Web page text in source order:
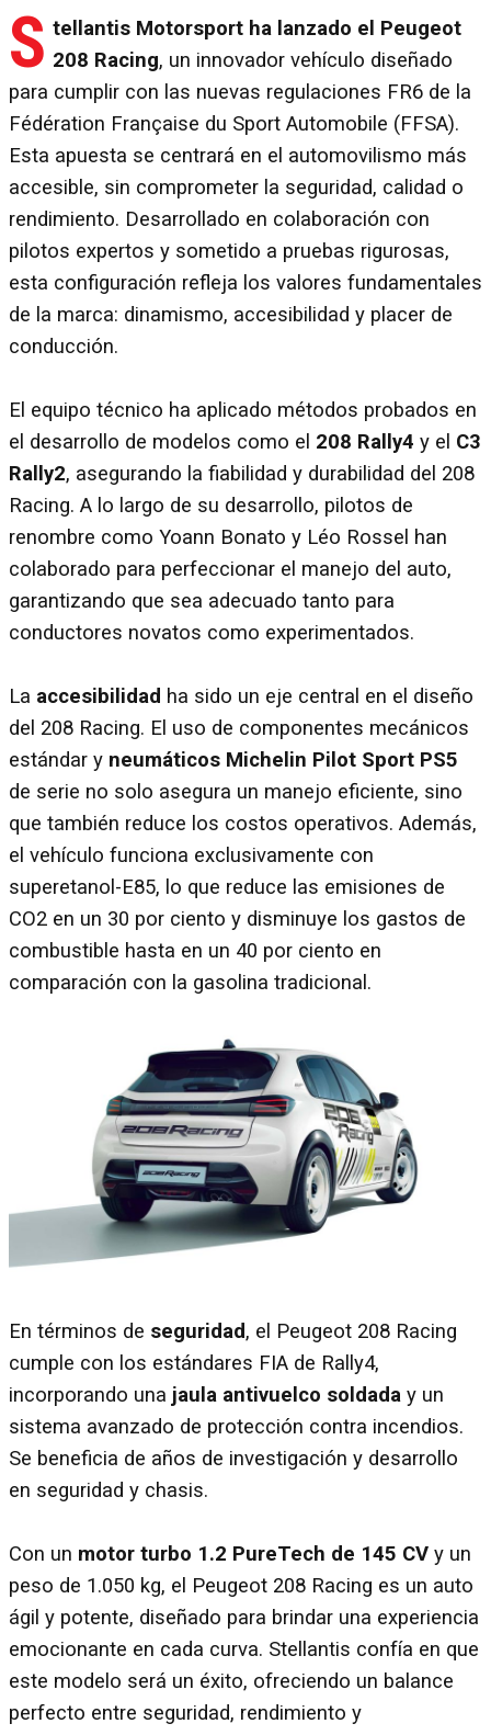
S tellantis Motorsport ha lanzado el Peugeot
208 Racing, un innovador vehículo diseñado
para cumplir con las nuevas regulaciones FR6 de la
Fédération Française du Sport Automobile (FFSA).
Esta apuesta se centrará en el automovilismo más
accesible, sin comprometer la seguridad, calidad o
rendimiento. Desarrollado en colaboración con
pilotos expertos y sometido a pruebas rigurosas,
esta configuración refleja los valores fundamentales
de la marca: dinamismo, accesibilidad y placer de
conducción.
El equipo técnico ha aplicado métodos probados en
el desarrollo de modelos como el 208 Rally4 y el C3
Rally2, asegurando la fiabilidad y durabilidad del 208
Racing. A lo largo de su desarrollo, pilotos de
renombre como Yoann Bonato y Léo Rossel han
colaborado para perfeccionar el manejo del auto,
garantizando que sea adecuado tanto para
conductores novatos como experimentados.
La accesibilidad ha sido un eje central en el diseño
del 208 Racing. El uso de componentes mecánicos
estándar y neumáticos Michelin Pilot Sport PS5
de serie no solo asegura un manejo eficiente, sino
que también reduce los costos operativos. Además,
el vehículo funciona exclusivamente con
superetanol-E85, lo que reduce las emisiones de
CO2 en un 30 por ciento y disminuye los gastos de
combustible hasta en un 40 por ciento en
comparación con la gasolina tradicional.
En términos de seguridad, el Peugeot 208 Racing
cumple con los estándares FIA de Rally4,
incorporando una jaula antivuelco soldada y un
sistema avanzado de protección contra incendios.
Se beneficia de años de investigación y desarrollo
en seguridad y chasis.
Con un motor turbo 1.2 PureTech de 145 CV y un
peso de 1.050 kg, el Peugeot 208 Racing es un auto
ágil y potente, diseñado para brindar una experiencia
emocionante en cada curva. Stellantis confía en que
este modelo será un éxito, ofreciendo un balance
perfecto entre seguridad, rendimiento y